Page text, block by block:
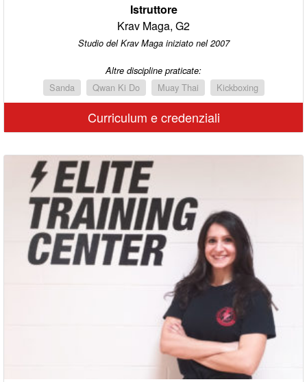
Istruttore
Krav Maga, G2
Studio del Krav Maga iniziato nel 2007
Altre discipline praticate:
Sanda Qwan Ki Do Muay Thai Kickboxing
Curriculum e credenziali